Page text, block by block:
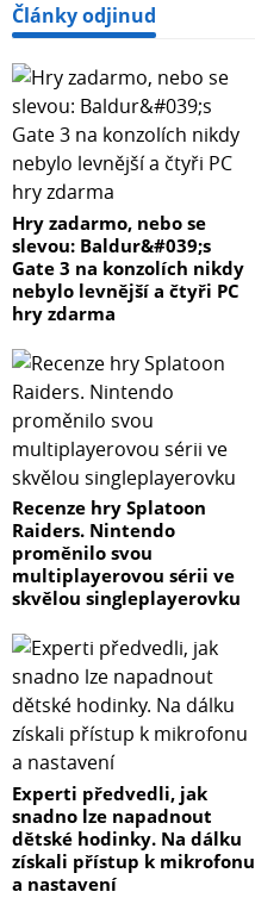
Články odjinud
Hry zadarmo, nebo se
slevou: Baldur&#039;s
Gate 3 na konzolích nikdy
nebylo levnější a čtyři PC
hry zdarma
Recenze hry Splatoon
Raiders. Nintendo
proměnilo svou
multiplayerovou sérii ve
skvělou singleplayerovku
Experti předvedli, jak
snadno lze napadnout
dětské hodinky. Na dálku
získali přístup k mikrofonu
a nastavení